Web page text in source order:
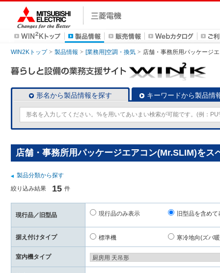
WIN2Kトップ 製品情報 [業務用]空調・換気 店舗・事務所用パッケージ
形名から製品情報を探す キーワードから製品情
店舗・事務所用パッケージエアコン(Mr.SLIM)をス
製品分類から探す
絞り込み結果
15 件
現行品／旧型品 現行品のみ表示 旧型品を含めて
据え付けタイプ 標準機 寒冷地向(ズバ
室内機タイプ